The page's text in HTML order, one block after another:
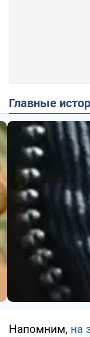
Главные
Напомним, на